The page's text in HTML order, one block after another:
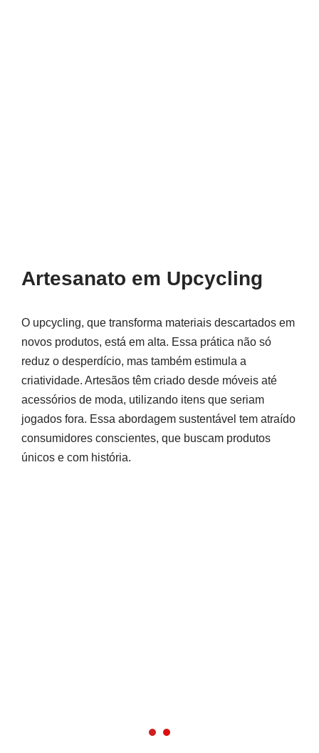
Artesanato em Upcycling
O upcycling, que transforma materiais descartados em
novos produtos, está em alta. Essa prática não só
reduz o desperdício, mas também estimula a
criatividade. Artesãos têm criado desde móveis até
acessórios de moda, utilizando itens que seriam
jogados fora. Essa abordagem sustentável tem atraído
consumidores conscientes, que buscam produtos
únicos e com história.